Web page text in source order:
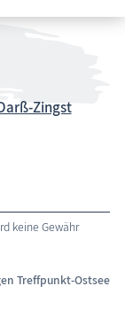
Zingst
keine Gewähr
Treffpunkt-Ostsee